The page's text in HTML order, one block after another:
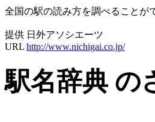
全国の駅の読み方を調べることが
提供 日外アソシエーツ
URL http://www.nichigai.co.jp/
駅名辞典 の